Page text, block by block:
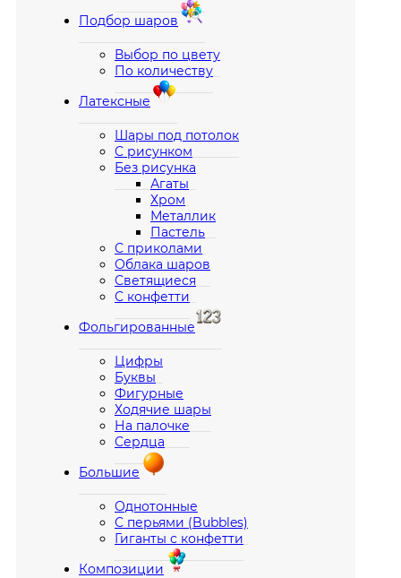
Подбор шаров
Выбор по цвету
По количеству
Латексные
Шары под потолок
С рисунком
Без рисунка
Агаты
Хром
Металлик
Пастель
С приколами
Облака шаров
Светящиеся
С конфетти
Фольгированные
Цифры
Буквы
Фигурные
Ходячие шары
На палочке
Сердца
Большие
Однотонные
С перьями (Bubbles)
Гиганты с конфетти
Композиции